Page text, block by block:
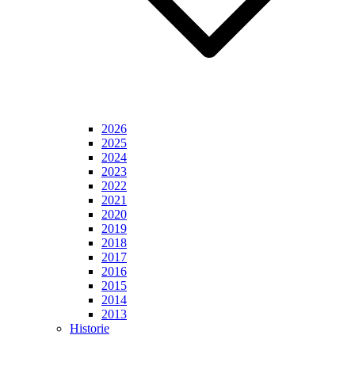
2026
2025
2024
2023
2022
2021
2020
2019
2018
2017
2016
2015
2014
2013
Historie